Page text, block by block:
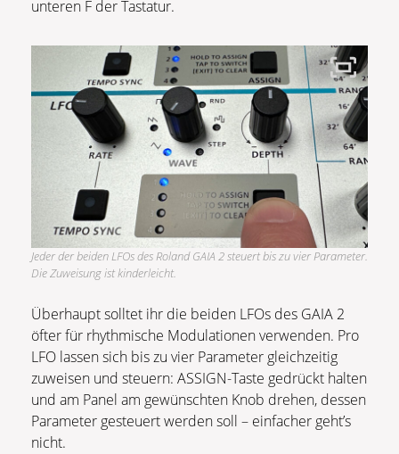
unteren F der Tastatur.
Jeder der beiden LFOs des Roland GAIA 2 steuert bis zu vier Parameter.
Die Zuweisung ist kinderleicht.
Überhaupt solltet ihr die beiden LFOs des GAIA 2
öfter für rhythmische Modulationen verwenden. Pro
LFO lassen sich bis zu vier Parameter gleichzeitig
zuweisen und steuern: ASSIGN-Taste gedrückt halten
und am Panel am gewünschten Knob drehen, dessen
Parameter gesteuert werden soll – einfacher geht’s
nicht.